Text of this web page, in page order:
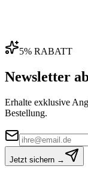
5% RABATT
Newsletter
Erhalte exklusive
Bestellung.
Jetzt sichern →